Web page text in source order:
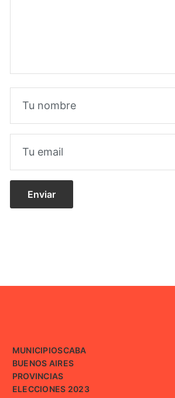
MUNICIPIOSCABA
BUENOS AIRES
PROVINCIAS
ELECCIONES 2023